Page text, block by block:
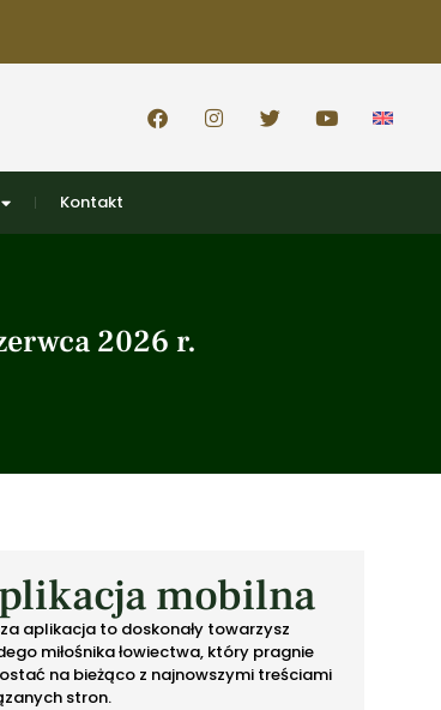
Kontakt
2026 r.
mobilna
aplikacja to doskonały towarzysz
miłośnika łowiectwa, który pragnie
na bieżąco z najnowszymi treściami
stron.